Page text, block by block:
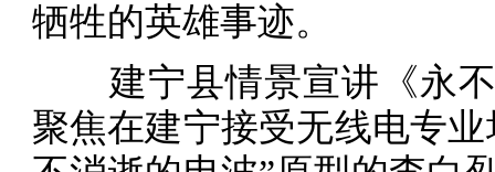
牺牲的英雄事迹。
建宁县情景宣讲《永不
聚焦在建宁接受无线电专